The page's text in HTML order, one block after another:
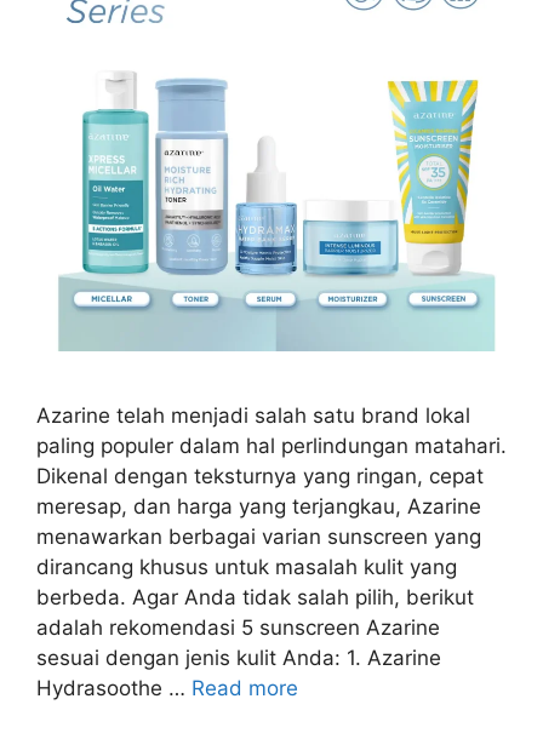
Azarine telah menjadi salah satu brand lokal
paling populer dalam hal perlindungan matahari.
Dikenal dengan teksturnya yang ringan, cepat
meresap, dan harga yang terjangkau, Azarine
menawarkan berbagai varian sunscreen yang
dirancang khusus untuk masalah kulit yang
berbeda. Agar Anda tidak salah pilih, berikut
adalah rekomendasi 5 sunscreen Azarine
sesuai dengan jenis kulit Anda: 1. Azarine
Hydrasoothe … Read more